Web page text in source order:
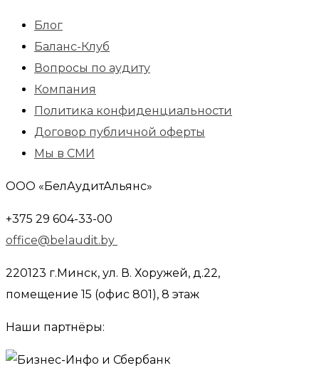
Блог
Баланс-Клуб
Вопросы по аудиту
Компания
Политика конфиденциальности
Договор публичной оферты
Мы в СМИ
ООО «БелАудитАльянс»
+375 29 604-33-00
office@belaudit.by
220123 г.Минск, ул. В. Хоружей, д.22,
помещение 15 (офис 801), 8 этаж
Наши партнёры: